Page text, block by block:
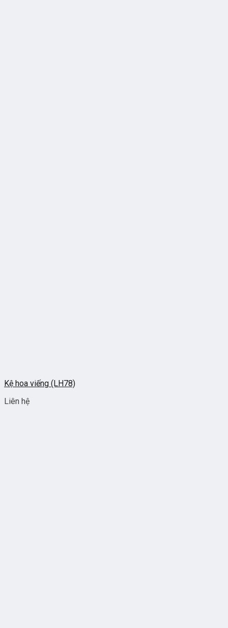
Kệ hoa viếng (LH78)
Liên hệ